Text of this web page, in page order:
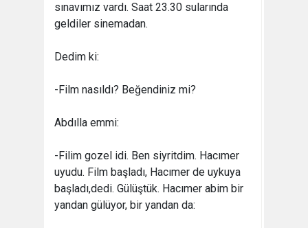
sınavımız vardı. Saat 23.30 sularında
geldiler sinemadan.
Dedim ki:
-Film nasıldı? Beğendiniz mi?
Abdılla emmi:
-Filim gozel idi. Ben siyritdim. Hacımer
uyudu. Film başladı, Hacımer de uykuya
başladı,dedi. Gülüştük. Hacımer abim bir
yandan gülüyor, bir yandan da: